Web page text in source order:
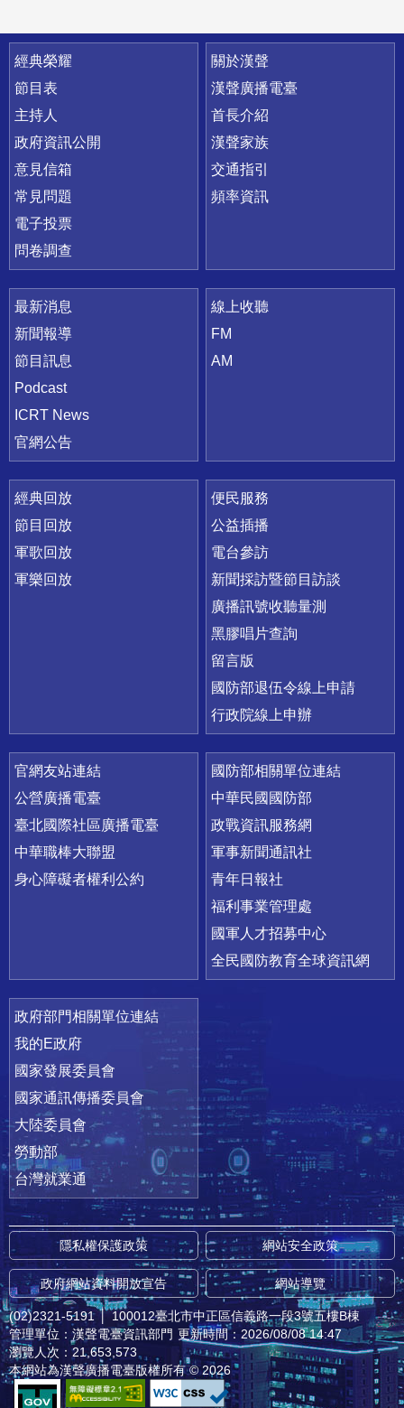
快速連結
經典榮耀
節目表
主持人
政府資訊公開
意見信箱
常見問題
電子投票
問卷調查
關於漢聲
漢聲廣播電臺
首長介紹
漢聲家族
交通指引
頻率資訊
最新消息
新聞報導
節目訊息
Podcast
ICRT News
官網公告
線上收聽
FM
AM
經典回放
節目回放
軍歌回放
軍樂回放
便民服務
公益插播
電台參訪
新聞採訪暨節目訪談
廣播訊號收聽量測
黑膠唱片查詢
留言版
國防部退伍令線上申請
行政院線上申辦
官網友站連結
公營廣播電臺
臺北國際社區廣播電臺
中華職棒大聯盟
身心障礙者權利公約
國防部相關單位連結
中華民國國防部
政戰資訊服務網
軍事新聞通訊社
青年日報社
福利事業管理處
國軍人才招募中心
全民國防教育全球資訊網
政府部門相關單位連結
我的E政府
國家發展委員會
國家通訊傳播委員會
大陸委員會
勞動部
台灣就業通
隱私權保護政策 網站安全政策
政府網站資料開放宣告 網站導覽
(02)2321-5191 │ 100012臺北市中正區信義路一段3號五樓B棟
管理單位：漢聲電臺資訊部門 更新時間：2026/08/08 14:47
瀏覽人次：21,653,573
本網站為漢聲廣播電臺版權所有 © 2026